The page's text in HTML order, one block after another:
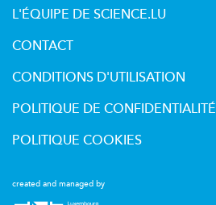
created and managed by
L'ÉQUIPE DE SCIENCE.LU
CONTACT
CONDITIONS D'UTILISATION
POLITIQUE DE CONFIDENTIALITÉ
POLITIQUE COOKIES